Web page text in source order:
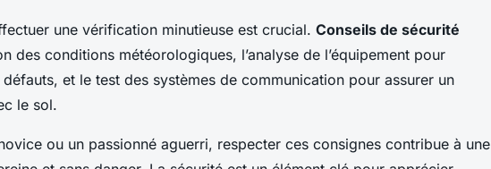
une vérification minutieuse est crucial. Conseils de sécurité
des conditions météorologiques, l’analyse de l’équipement pour
défauts, et le test des systèmes de communication pour assurer un
le sol.
ou un passionné aguerri, respecter ces consignes contribue à une